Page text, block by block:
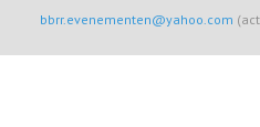
bbrr.evenementen@yahoo.com